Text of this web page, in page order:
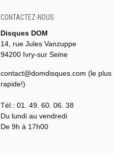
CONTACTEZ-NOUS
Disques DOM
14, rue Jules Vanzuppe
94200 Ivry-sur Seine
contact@domdisques.com (le plus
rapide!)
Tél.: 01. 49. 60. 06. 38
Du lundi au vendredi
De 9h à 17h00